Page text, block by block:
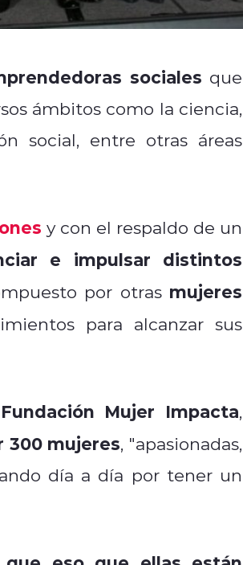
sociales que
ámbitos como la ciencia,
social, entre otras áreas
y con el respaldo de un
e impulsar distintos
por otras mujeres
para alcanzar sus
Fundación Mujer Impacta,
300 mujeres, "apasionadas,
día a día por tener un